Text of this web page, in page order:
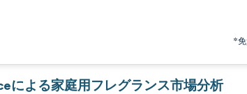
*
による家庭用フレグランス市場分析